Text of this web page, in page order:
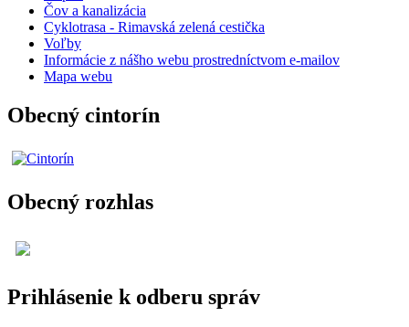
Čov a kanalizácia
Cyklotrasa - Rimavská zelená cestička
Voľby
Informácie z nášho webu prostredníctvom e-mailov
Mapa webu
Obecný cintorín
Obecný rozhlas
Prihlásenie k odberu správ